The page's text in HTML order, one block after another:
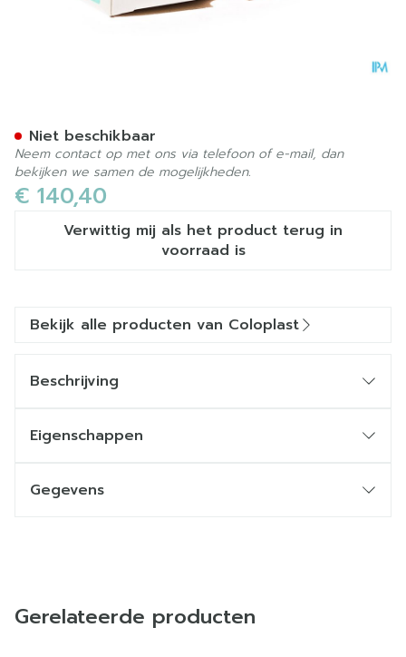
€ 140,40
Verwittig mij als het product terug in
voorraad is
Niet beschikbaar
Neem contact op met ons via telefoon of e-mail, dan
bekijken we samen de mogelijkheden.
Bekijk alle producten van Coloplast
Beschrijving
Eigenschappen
Gegevens
Gerelateerde producten